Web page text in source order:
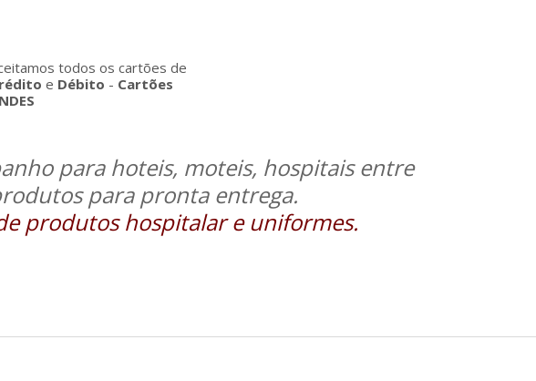
todos os cartões de
e Débito - Cartões
para hoteis, moteis, hospitais entre
para pronta entrega.
produtos hospitalar e uniformes.